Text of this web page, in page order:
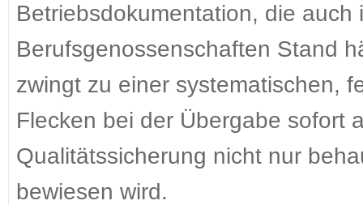
Betriebsdokumentation, die
Berufsgenossenschaften Stand
zwingt zu einer systematischen,
Flecken bei der Übergabe sofort
Qualitätssicherung nicht nur
bewiesen wird.